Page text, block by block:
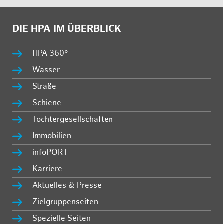
DIE HPA IM ÜBERBLICK
HPA 360°
Wasser
Straße
Schiene
Tochtergesellschaften
Immobilien
infoPORT
Karriere
Aktuelles & Presse
Zielgruppenseiten
Spezielle Seiten